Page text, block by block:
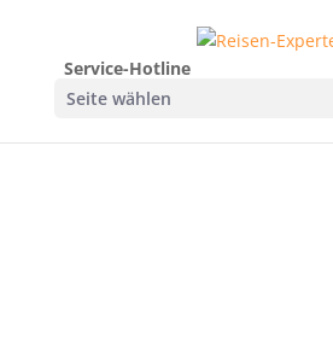
Service-Hotline
Seite wählen